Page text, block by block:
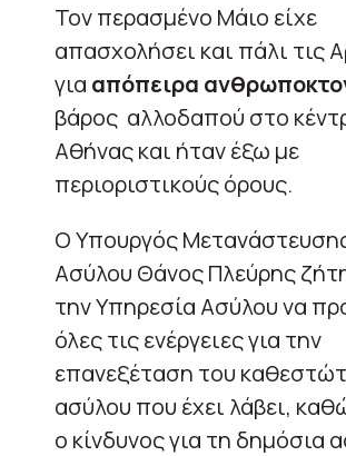
Τον περασμένο Μάιο είχε
απασχολήσει και πάλι τις
για απόπειρα
βάρος αλλοδαπού στο
Αθήνας και ήταν έξω με
περιοριστικούς όρους.
Ο Υπουργός
Ασύλου Θάνος Πλεύρης
την Υπηρεσία Ασύλου να
όλες τις ενέργειες για την
επανεξέταση του
ασύλου που έχει λάβει,
ο κίνδυνος για τη δημόσια